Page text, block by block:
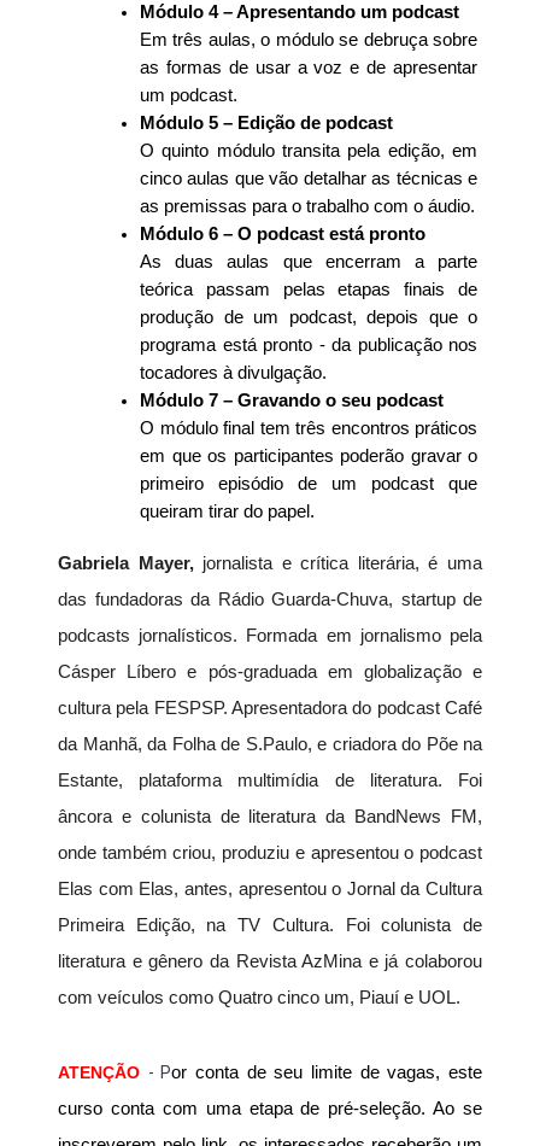
Módulo 4 – Apresentando um podcast
Em três aulas, o módulo se debruça sobre
as formas de usar a voz e de apresentar
um podcast.
Módulo 5 – Edição de podcast
O quinto módulo transita pela edição, em
cinco aulas que vão detalhar as técnicas e
as premissas para o trabalho com o áudio.
Módulo 6 – O podcast está pronto
As duas aulas que encerram a parte
teórica passam pelas etapas finais de
produção de um podcast, depois que o
programa está pronto - da publicação nos
tocadores à divulgação.
Módulo 7 – Gravando o seu podcast
O módulo final tem três encontros práticos
em que os participantes poderão gravar o
primeiro episódio de um podcast que
queiram tirar do papel.
Gabriela Mayer, jornalista e crítica literária, é uma
das fundadoras da Rádio Guarda-Chuva, startup de
podcasts jornalísticos. Formada em jornalismo pela
Cásper Líbero e pós-graduada em globalização e
cultura pela FESPSP. Apresentadora do podcast Café
da Manhã, da Folha de S.Paulo, e criadora do Põe na
Estante, plataforma multimídia de literatura. Foi
âncora e colunista de literatura da BandNews FM,
onde também criou, produziu e apresentou o podcast
Elas com Elas, antes, apresentou o Jornal da Cultura
Primeira Edição, na TV Cultura. Foi colunista de
literatura e gênero da Revista AzMina e já colaborou
com veículos como Quatro cinco um, Piauí e UOL.
ATENÇÃO - Por conta de seu limite de vagas, este
curso conta com uma etapa de pré-seleção. Ao se